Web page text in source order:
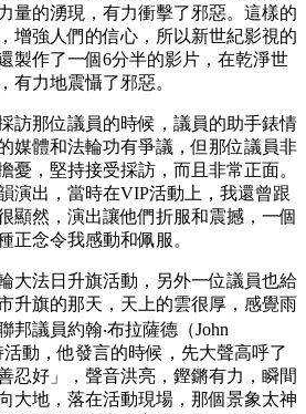
量的湧現，有力衝擊了邪惡。這樣的
增強人們的信心，所以新世紀影視的
製作了一個6分半的影片，在乾淨世
有力地震懾了邪惡。
訪那位議員的時候，議員的助手錶情
媒體和法輪功有爭議，但那位議員非
憂，堅持接受採訪，而且非常正面。
演出，當時在VIP活動上，我還曾跟
顯然，演出讓他們折服和震撼，一個
正念令我感動和佩服。
大法日升旗活動，另外一位議員也給
升旗的那天，天上的雲很厚，感覺雨
邦議員約翰‧布拉薩德（John
活動，他發言的時候，先大聲高呼了
忍好」，聲音洪亮，鏗鏘有力，瞬間
大地，落在活動現場，那個景象太神